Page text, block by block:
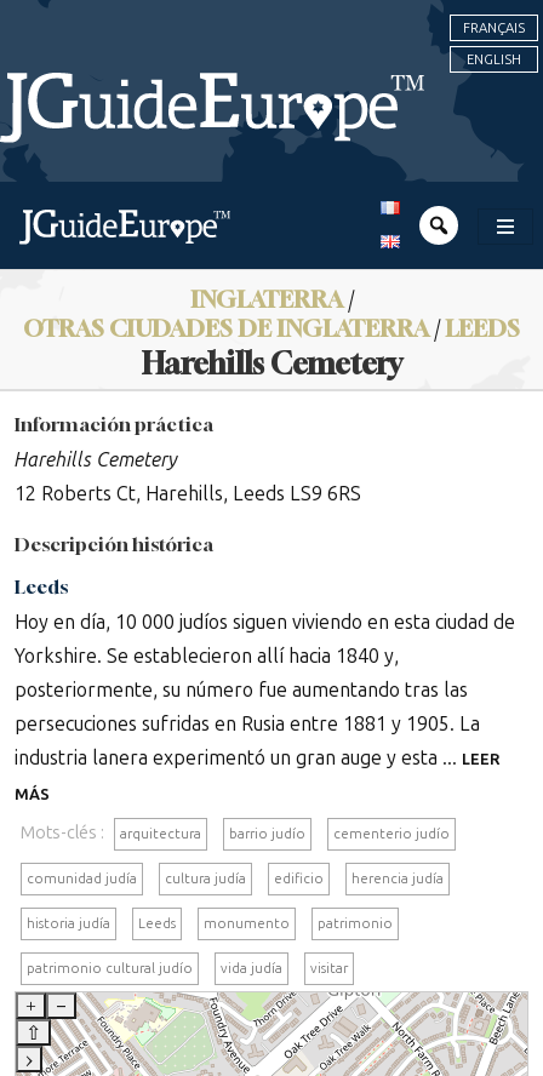
FRANÇAIS
ENGLISH
INGLATERRA/
OTRAS CIUDADES DE INGLATERRA/LEEDS
Harehills Cemetery
Información práctica
Harehills Cemetery
12 Roberts Ct, Harehills, Leeds LS9 6RS
Descripción histórica
Leeds
Hoy en día, 10 000 judíos siguen viviendo en esta ciudad de
Yorkshire. Se establecieron allí hacia 1840 y,
posteriormente, su número fue aumentando tras las
persecuciones sufridas en Rusia entre 1881 y 1905. La
industria lanera experimentó un gran auge y esta ... LEER
MÁS
Mots-clés : arquitectura barrio judío cementerio judío
comunidad judía cultura judía edificio herencia judía
historia judía Leeds monumento patrimonio
patrimonio cultural judío vida judía visitar
+
–
⇧
›